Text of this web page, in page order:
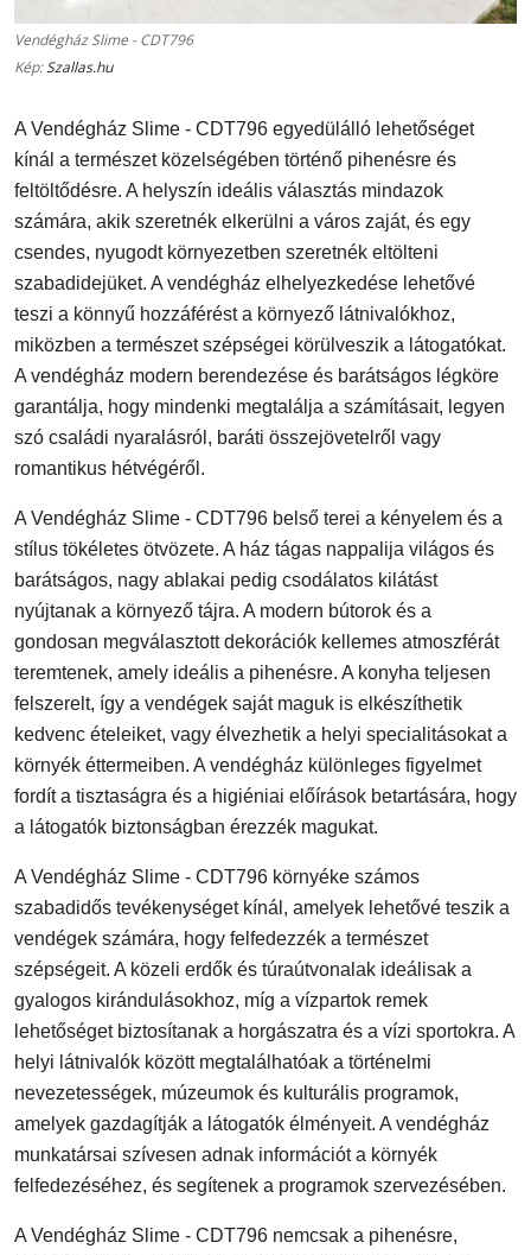
Vendégház Slime - CDT796
Kép:Szallas.hu
A Vendégház Slime - CDT796 egyedülálló lehetőséget
kínál a természet közelségében történő pihenésre és
feltöltődésre. A helyszín ideális választás mindazok
számára, akik szeretnék elkerülni a város zaját, és egy
csendes, nyugodt környezetben szeretnék eltölteni
szabadidejüket. A vendégház elhelyezkedése lehetővé
teszi a könnyű hozzáférést a környező látnivalókhoz,
miközben a természet szépségei körülveszik a látogatókat.
A vendégház modern berendezése és barátságos légköre
garantálja, hogy mindenki megtalálja a számításait, legyen
szó családi nyaralásról, baráti összejövetelről vagy
romantikus hétvégéről.
A Vendégház Slime - CDT796 belső terei a kényelem és a
stílus tökéletes ötvözete. A ház tágas nappalija világos és
barátságos, nagy ablakai pedig csodálatos kilátást
nyújtanak a környező tájra. A modern bútorok és a
gondosan megválasztott dekorációk kellemes atmoszférát
teremtenek, amely ideális a pihenésre. A konyha teljesen
felszerelt, így a vendégek saját maguk is elkészíthetik
kedvenc ételeiket, vagy élvezhetik a helyi specialitásokat a
környék éttermeiben. A vendégház különleges figyelmet
fordít a tisztaságra és a higiéniai előírások betartására, hogy
a látogatók biztonságban érezzék magukat.
A Vendégház Slime - CDT796 környéke számos
szabadidős tevékenységet kínál, amelyek lehetővé teszik a
vendégek számára, hogy felfedezzék a természet
szépségeit. A közeli erdők és túraútvonalak ideálisak a
gyalogos kirándulásokhoz, míg a vízpartok remek
lehetőséget biztosítanak a horgászatra és a vízi sportokra. A
helyi látnivalók között megtalálhatóak a történelmi
nevezetességek, múzeumok és kulturális programok,
amelyek gazdagítják a látogatók élményeit. A vendégház
munkatársai szívesen adnak információt a környék
felfedezéséhez, és segítenek a programok szervezésében.
A Vendégház Slime - CDT796 nemcsak a pihenésre,